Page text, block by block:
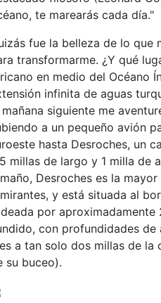
te marearás cada día."
fue la belleza de lo que
transformarme. ¿Y qué
en medio del Océano
infinita de aguas
siguiente me
a un pequeño avión
hasta Desroches, un
millas de largo y 1 milla de
Desroches es la
y está situada al
por
con profundidades de
a tan solo dos millas de la
su buceo).